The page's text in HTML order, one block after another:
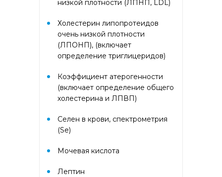
аллергокомпонент, g213 rPhl p1,
аллергокомпонент, g214 rPhl p7,
rPhl p12)
Аллергокомплекс «Прогноз
травы» IgE (ImmunoCAP)
(аллергокомпоненты: Амброзия
w230 nAmb a1, Полынь, w231
nArt v1 и w233 nArt v3,
p7, rPhl p12)
Аллергокомплекс перед
вакцинацией IgE (ImmunoCap)
f245, Триптаза)
низкой плотности (ЛПНП, LDL)
Холестерин липопротеидов
очень низкой плотности
(ЛПОНП), (включает
определение триглицеридов)
Коэффициент атерогенности
(включает определение общего
холестерина и ЛПВП)
Селен в крови, спектрометрия
(Se)
Мочевая кислота
Лептин